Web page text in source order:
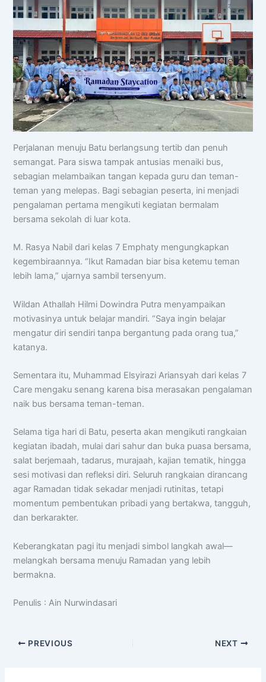
Perjalanan menuju Batu berlangsung tertib dan penuh
semangat. Para siswa tampak antusias menaiki bus,
sebagian melambaikan tangan kepada guru dan teman-
teman yang melepas. Bagi sebagian peserta, ini menjadi
pengalaman pertama mengikuti kegiatan bermalam
bersama sekolah di luar kota.
M. Rasya Nabil dari kelas 7 Emphaty mengungkapkan
kegembiraannya. “Ikut Ramadan biar bisa ketemu teman
lebih lama,” ujarnya sambil tersenyum.
Wildan Athallah Hilmi Dowindra Putra menyampaikan
motivasinya untuk belajar mandiri. “Saya ingin belajar
mengatur diri sendiri tanpa bergantung pada orang tua,”
katanya.
Sementara itu, Muhammad Elsyirazi Ariansyah dari kelas 7
Care mengaku senang karena bisa merasakan pengalaman
naik bus bersama teman-teman.
Selama tiga hari di Batu, peserta akan mengikuti rangkaian
kegiatan ibadah, mulai dari sahur dan buka puasa bersama,
salat berjemaah, tadarus, murajaah, kajian tematik, hingga
sesi motivasi dan refleksi diri. Seluruh rangkaian dirancang
agar Ramadan tidak sekadar menjadi rutinitas, tetapi
momentum pembentukan pribadi yang bertakwa, tangguh,
dan berkarakter.
Keberangkatan pagi itu menjadi simbol langkah awal—
melangkah bersama menuju Ramadan yang lebih
bermakna.
Penulis : Ain Nurwindasari
PREVIOUS NEXT